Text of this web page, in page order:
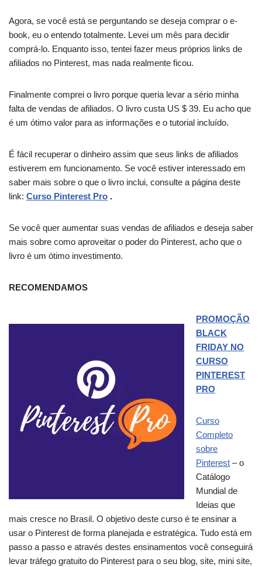
Agora, se você está se perguntando se deseja comprar o e-
book, eu o entendo totalmente. Levei um mês para decidir
comprá-lo. Enquanto isso, tentei fazer meus próprios links de
afiliados no Pinterest, mas nada realmente ficou.
Finalmente comprei o livro porque queria levar a sério minha
falta de vendas de afiliados. O livro custa US $ 39. Eu acho que
é um ótimo valor para as informações e o tutorial incluído.
É fácil recuperar o dinheiro assim que seus links de afiliados
estiverem em funcionamento. Se você estiver interessado em
saber mais sobre o que o livro inclui, consulte a página deste
link: Curso Pinterest Pro .
Se você quer aumentar suas vendas de afiliados e deseja saber
mais sobre como aproveitar o poder do Pinterest, acho que o
livro é um ótimo investimento.
RECOMENDAMOS
PROMOÇÃO
BLACK
FRIDAY NO
CURSO
PINTEREST
PRO
Curso
Completo
sobre
Pinterest – o
Catálogo
Mundial de
Ideias que
mais cresce no Brasil. O objetivo deste curso é te ensinar a
usar o Pinterest de forma planejada e estratégica. Tudo está em
passo a passo e através destes ensinamentos você conseguirá
levar tráfego gratuito do Pinterest para o seu blog, site, mini site,